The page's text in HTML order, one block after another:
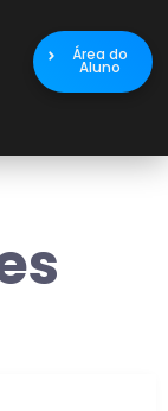
Área do
Aluno